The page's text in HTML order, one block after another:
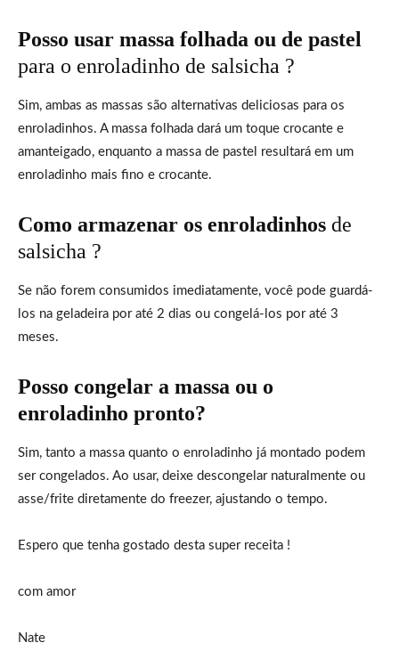
Posso usar massa folhada ou de pastel
para o enroladinho de salsicha ?
Sim, ambas as massas são alternativas deliciosas para os
enroladinhos. A massa folhada dará um toque crocante e
amanteigado, enquanto a massa de pastel resultará em um
enroladinho mais fino e crocante.
Como armazenar os enroladinhos de
salsicha ?
Se não forem consumidos imediatamente, você pode guardá-
los na geladeira por até 2 dias ou congelá-los por até 3
meses.
Posso congelar a massa ou o
enroladinho pronto?
Sim, tanto a massa quanto o enroladinho já montado podem
ser congelados. Ao usar, deixe descongelar naturalmente ou
asse/frite diretamente do freezer, ajustando o tempo.
Espero que tenha gostado desta super receita !
com amor
Nate